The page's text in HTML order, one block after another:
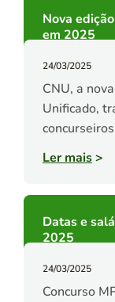
Nova
em 2025
24/03/2025
CNU, a
Unificado,
Ler mais>
Datas e
2025
24/03/2025
Concurso